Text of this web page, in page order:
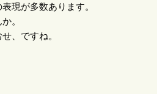
現が多数あります。
。
、ですね。